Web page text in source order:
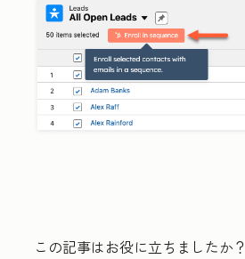
この記事はお役に立ちましたか？